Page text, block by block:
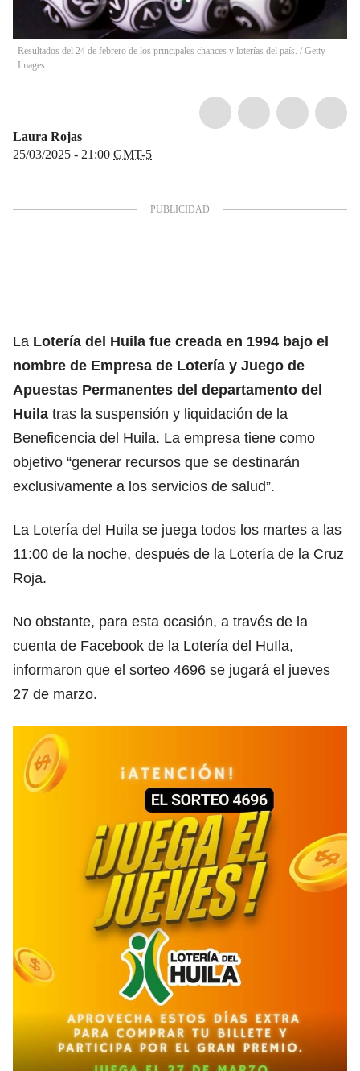
Resultados del 24 de febrero de los principales chances y loterías del país. / Getty
Images
Laura Rojas
25/03/2025 - 21:00 GMT-5
La Lotería del Huila fue creada en 1994 bajo el
nombre de Empresa de Lotería y Juego de
Apuestas Permanentes del departamento del
Huila tras la suspensión y liquidación de la
Beneficencia del Huila. La empresa tiene como
objetivo “generar recursos que se destinarán
exclusivamente a los servicios de salud”.
La Lotería del Huila se juega todos los martes a las
11:00 de la noche, después de la Lotería de la Cruz
Roja.
No obstante, para esta ocasión, a través de la
cuenta de Facebook de la Lotería del HuIla,
informaron que el sorteo 4696 se jugará el jueves
27 de marzo.